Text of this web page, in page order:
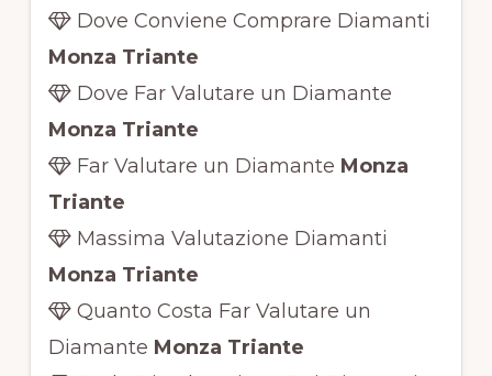
Dove Conviene Comprare Diamanti
Monza Triante
Dove Far Valutare un Diamante
Monza Triante
Far Valutare un Diamante Monza
Triante
Massima Valutazione Diamanti
Monza Triante
Quanto Costa Far Valutare un
Diamante Monza Triante